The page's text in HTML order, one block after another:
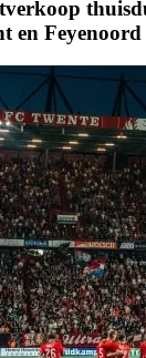
en Feyenoord